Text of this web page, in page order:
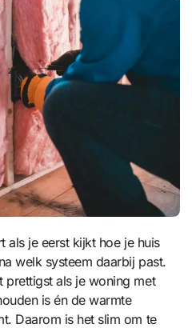
welk systeem daarbij past.
prettigst als je woning met
is én de warmte
Daarom is het slim om te